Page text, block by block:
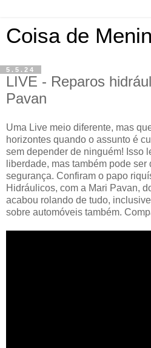
Coisa de
5.5.24
LIVE - Reparos
Pavan
Uma Live meio diferente, mas
horizontes quando o assunto é
sem depender de ninguém! Isso
liberdade, mas também pode
segurança. Confiram o papo
Hidráulicos, com a Mari Pavan,
acabou rolando de tudo,
sobre automóveis também.